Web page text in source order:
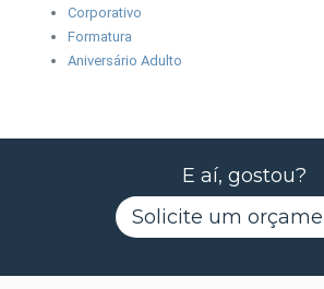
Corporativo
Formatura
Aniversário Adulto
E aí, gostou?
Solicite um